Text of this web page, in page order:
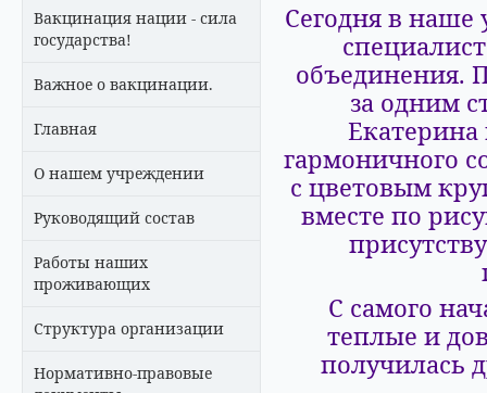
Вакцинация нации - сила
государства!
Важное о вакцинации.
Главная
О нашем учреждении
Руководящий состав
Работы наших
проживающих
Структура организации
Нормативно-правовые
Сегодня в наше
объединения.
за одним
гармоничного
с цветовым
вместе по
С самого
теплые и
получилась